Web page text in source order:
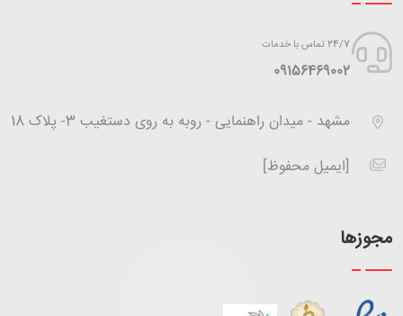
24/7 تماس با خدمات
‪09156469002
مشهد - میدان راهنمایی - روبه به روی دستغیب 3- پلاک 18
[ایمیل محفوظ]
مجوزها